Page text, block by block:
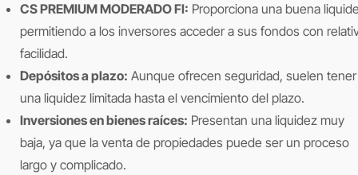
CS PREMIUM MODERADO FI: Proporciona una buena
permitiendo a los inversores acceder a sus fondos con
facilidad.
Depósitos a plazo: Aunque ofrecen seguridad, suelen tener
una liquidez limitada hasta el vencimiento del plazo.
Inversiones en bienes raíces: Presentan una liquidez muy
baja, ya que la venta de propiedades puede ser un proceso
largo y complicado.